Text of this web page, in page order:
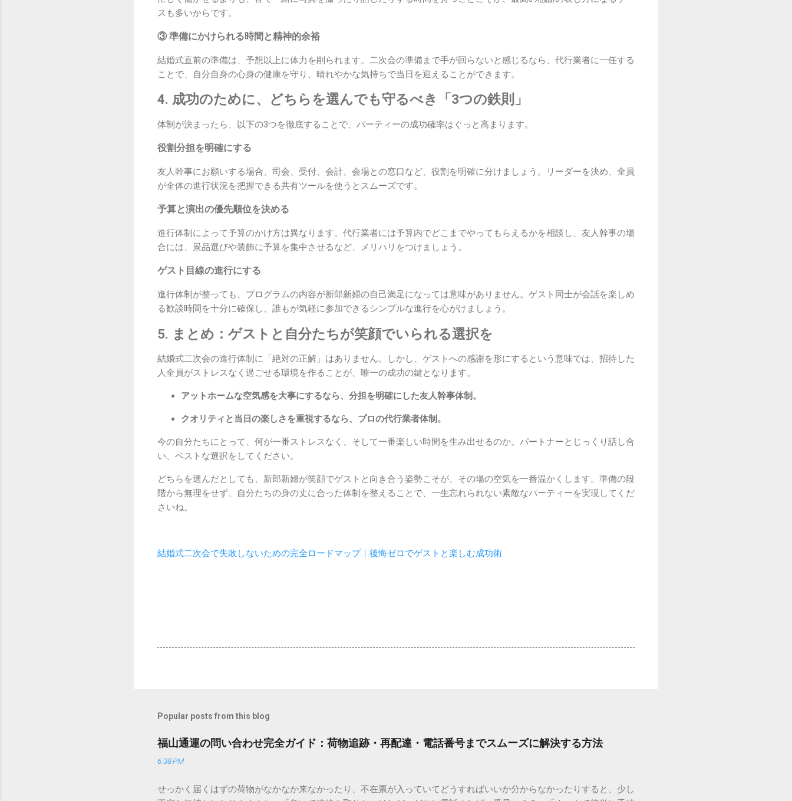
スも多いからです。
③ 準備にかけられる時間と精神的余裕
結婚式直前の準備は、予想以上に体力を削られます。二次会の準備まで手が回らないと感じるなら、代行業者に一任する
ことで、自分自身の心身の健康を守り、晴れやかな気持ちで当日を迎えることができます。
4. 成功のために、どちらを選んでも守るべき「3つの鉄則」
体制が決まったら、以下の3つを徹底することで、パーティーの成功確率はぐっと高まります。
役割分担を明確にする
友人幹事にお願いする場合、司会、受付、会計、会場との窓口など、役割を明確に分けましょう。リーダーを決め、全員
が全体の進行状況を把握できる共有ツールを使うとスムーズです。
予算と演出の優先順位を決める
進行体制によって予算のかけ方は異なります。代行業者には予算内でどこまでやってもらえるかを相談し、友人幹事の場
合には、景品選びや装飾に予算を集中させるなど、メリハリをつけましょう。
ゲスト目線の進行にする
進行体制が整っても、プログラムの内容が新郎新婦の自己満足になっては意味がありません。ゲスト同士が会話を楽しめ
る歓談時間を十分に確保し、誰もが気軽に参加できるシンプルな進行を心がけましょう。
5. まとめ：ゲストと自分たちが笑顔でいられる選択を
結婚式二次会の進行体制に「絶対の正解」はありません。しかし、ゲストへの感謝を形にするという意味では、招待した
人全員がストレスなく過ごせる環境を作ることが、唯一の成功の鍵となります。
アットホームな空気感を大事にするなら、分担を明確にした友人幹事体制。
クオリティと当日の楽しさを重視するなら、プロの代行業者体制。
今の自分たちにとって、何が一番ストレスなく、そして一番楽しい時間を生み出せるのか。パートナーとじっくり話し合
い、ベストな選択をしてください。
どちらを選んだとしても、新郎新婦が笑顔でゲストと向き合う姿勢こそが、その場の空気を一番温かくします。準備の段
階から無理をせず、自分たちの身の丈に合った体制を整えることで、一生忘れられない素敵なパーティーを実現してくだ
さいね。
結婚式二次会で失敗しないための完全ロードマップ｜後悔ゼロでゲストと楽しむ成功術
Popular posts from this blog
福山通運の問い合わせ完全ガイド：荷物追跡・再配達・電話番号までスムーズに解決する方法
6:38 PM
せっかく届くはずの荷物がなかなか来なかったり、不在票が入っていてどうすればいいか分からなかったりすると、少し